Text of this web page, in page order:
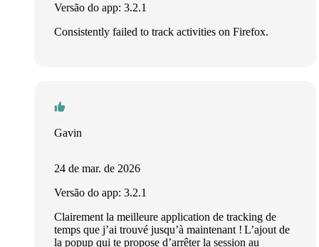
Versão do app: 3.2.1
Consistently failed to track activities on Firefox.
Gavin
24 de mar. de 2026
Versão do app: 3.2.1
Clairement la meilleure application de tracking de
temps que j’ai trouvé jusqu’à maintenant ! L’ajout de
la popup qui te propose d’arrêter la session au